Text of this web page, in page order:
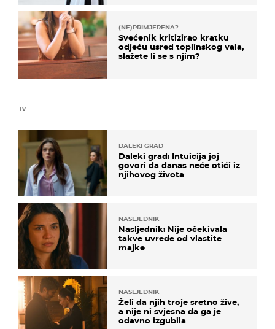
TV
DALEKI GRAD
Daleki grad: Intuicija joj
govori da danas neće otići iz
njihovog života
NASLJEDNIK
Nasljednik: Nije očekivala
takve uvrede od vlastite
majke
NASLJEDNIK
Želi da njih troje sretno žive,
a nije ni svjesna da ga je
odavno izgubila
(NE)PRIMJERENA?
Svećenik kritizirao kratku
odjeću usred toplinskog vala,
slažete li se s njim?